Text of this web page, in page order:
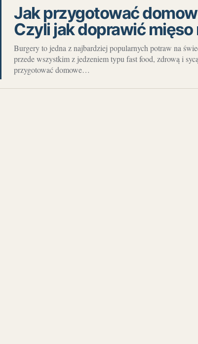
Jak przygotować
Czyli jak doprawić mięso
Burgery to jedna z najbardziej popularnych potraw na
przede wszystkim z jedzeniem typu fast food, zdrową i
przygotować domowe…